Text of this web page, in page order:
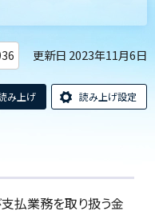
更新日 2023年11月6日
み上げ 読み上げ設定
払業務を取り扱う金